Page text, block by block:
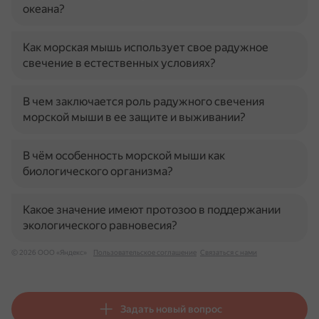
океана?
Как морская мышь использует свое радужное
свечение в естественных условиях?
В чем заключается роль радужного свечения
морской мыши в ее защите и выживании?
В чём особенность морской мыши как
биологического организма?
Какое значение имеют протозоо в поддержании
экологического равновесия?
© 2026 ООО «Яндекс» Пользовательское соглашение Связаться с нами
Задать новый вопрос